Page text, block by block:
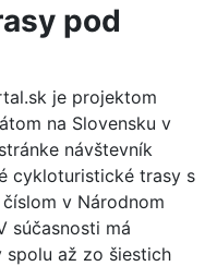
pod
je projektom
na Slovensku v
návštevník
cykloturistické trasy s
v Národnom
súčasnosti má
spolu až zo šiestich